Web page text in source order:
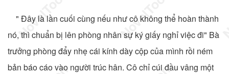
" Đây là lần cuối cùng nếu như cô không thể hoàn thành
nó, thì chuẩn bị lên phòng nhân sự ký giấy nghỉ việc đi" Bà
trưởng phòng đẩy nhẹ cái kính dày cộp của mình rồi ném
bản báo cáo vào người trúc hân. Cô chỉ cúi đầu vâng một